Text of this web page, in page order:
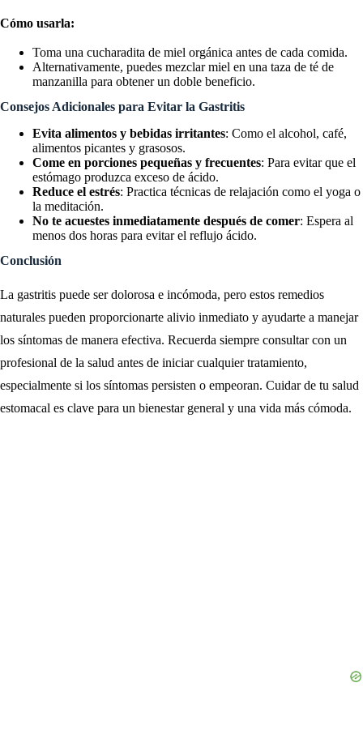
Cómo usarla:
Toma una cucharadita de miel orgánica antes de cada comida.
Alternativamente, puedes mezclar miel en una taza de té de
manzanilla para obtener un doble beneficio.
Consejos Adicionales para Evitar la Gastritis
Evita alimentos y bebidas irritantes: Como el alcohol, café,
alimentos picantes y grasosos.
Come en porciones pequeñas y frecuentes: Para evitar que el
estómago produzca exceso de ácido.
Reduce el estrés: Practica técnicas de relajación como el yoga o
la meditación.
No te acuestes inmediatamente después de comer: Espera al
menos dos horas para evitar el reflujo ácido.
Conclusión
La gastritis puede ser dolorosa e incómoda, pero estos remedios
naturales pueden proporcionarte alivio inmediato y ayudarte a manejar
los síntomas de manera efectiva. Recuerda siempre consultar con un
profesional de la salud antes de iniciar cualquier tratamiento,
especialmente si los síntomas persisten o empeoran. Cuidar de tu salud
estomacal es clave para un bienestar general y una vida más cómoda.